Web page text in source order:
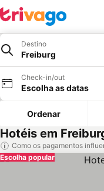
Destino
Freiburg
Check-in/out
Escolha as datas
Ordenar
Hotéis em
Como os pagamentos
Escolha popular